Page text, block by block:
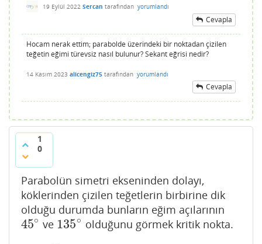
19 Eylül 2022 Sercan tarafından yorumlandı
Cevapla
Hocam nerak ettim; parabolde üzerindeki bir noktadan çizilen
teğetin eğimi türevsiz nasıl bulunur? Sekant eğrisi nedir?
14 Kasım 2023 alicengiz75 tarafından yorumlandı
Cevapla
1
0
Parabolün simetri ekseninden dolayı,
köklerinden çizilen teğetlerin birbirine dik
olduğu durumda bunların eğim açılarının
45∘
45∘ ve 135∘
135∘ olduğunu görmek kritik nokta.